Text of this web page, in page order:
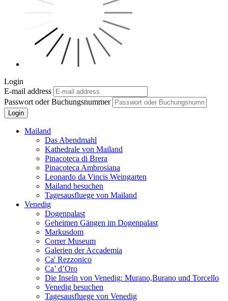
Login
E-mail address
Passwort oder Buchungsnummer
Login
Mailand
Das Abendmahl
Kathedrale von Mailand
Pinacoteca di Brera
Pinacoteca Ambrosiana
Leonardo da Vincis Weingarten
Mailand besuchen
Tagesausfluege von Mailand
Venedig
Dogenpalast
Geheimen Gängen im Dogenpalast
Markusdom
Correr Museum
Galerien der Accademia
Ca' Rezzonico
Ca’ d’Oro
Die Inseln von Venedig: Murano,Burano und Torcello
Venedig besuchen
Tagesausfluege von Venedig